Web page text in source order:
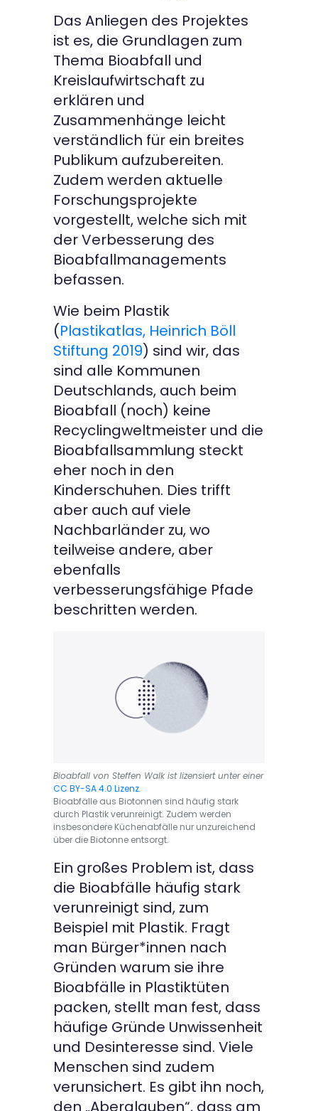
Das Anliegen des Projektes
ist es, die Grundlagen zum
Thema Bioabfall und
Kreislaufwirtschaft zu
erklären und
Zusammenhänge leicht
verständlich für ein breites
Publikum aufzubereiten.
Zudem werden aktuelle
Forschungsprojekte
vorgestellt, welche sich mit
der Verbesserung des
Bioabfallmanagements
befassen.
Wie beim Plastik
(Plastikatlas, Heinrich Böll
Stiftung 2019) sind wir, das
sind alle Kommunen
Deutschlands, auch beim
Bioabfall (noch) keine
Recyclingweltmeister und die
Bioabfallsammlung steckt
eher noch in den
Kinderschuhen. Dies trifft
aber auch auf viele
Nachbarländer zu, wo
teilweise andere, aber
ebenfalls
verbesserungsfähige Pfade
beschritten werden.
Bioabfall von Steffen Walk ist lizensiert unter einer
CC BY-SA 4.0 Lizenz.
Bioabfälle aus Biotonnen sind häufig stark
durch Plastik verunreinigt. Zudem werden
insbesondere Küchenabfälle nur unzureichend
über die Biotonne entsorgt.
Ein großes Problem ist, dass
die Bioabfälle häufig stark
verunreinigt sind, zum
Beispiel mit Plastik. Fragt
man Bürger*innen nach
Gründen warum sie ihre
Bioabfälle in Plastiktüten
packen, stellt man fest, dass
häufige Gründe Unwissenheit
und Desinteresse sind. Viele
Menschen sind zudem
verunsichert. Es gibt ihn noch,
den „Aberglauben“, dass am